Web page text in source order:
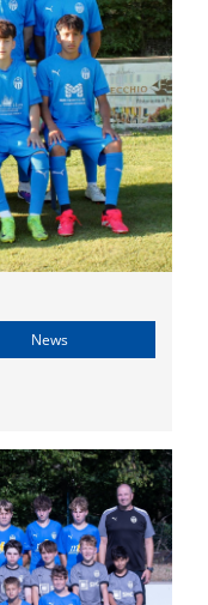
News